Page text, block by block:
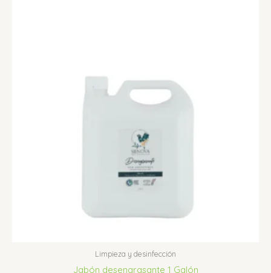
Limpieza y desinfección
Jabón desengrasante 1 Galón